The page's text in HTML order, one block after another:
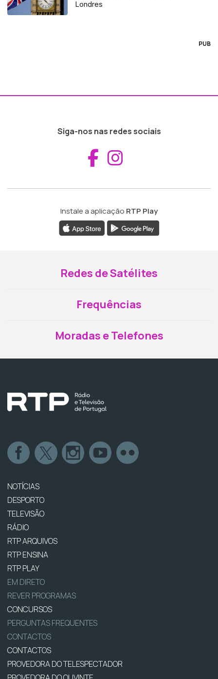
Londres
PUB
Siga-nos nas redes sociais
Aceder ao
Instale a aplicação RTP Play
Redes de Satélites
Frequências
Moradas e Telefones
NOTÍCIAS
DESPORTO
TELEVISÃO
RÁDIO
RTP ARQUIVOS
RTP ENSINA
RTP PLAY
EM DIRETO
REVER PROGRAMAS
CONCURSOS
PERGUNTAS FREQUENTES
CONTACTOS
CONTACTOS
PROVEDORA DO TELESPECTADOR